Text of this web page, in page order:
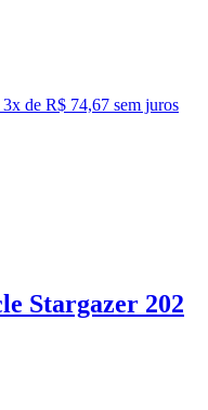
3x de R$ 74,67 sem juros
Stargazer 202